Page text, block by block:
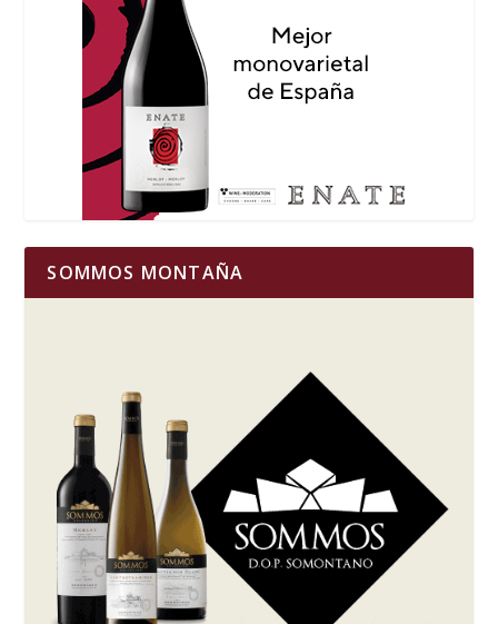
SOMMOS MONTAÑA